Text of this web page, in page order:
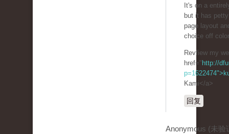
It's on a
but it has
page layout
choice off
Revfiew my
href=" http://
Kami</a>
回复
Anonymous (未验